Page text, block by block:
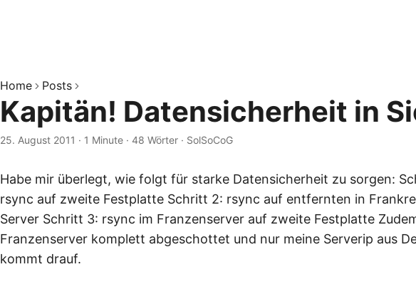
Home Posts
Kapitän! Datensicherheit in
25. August 2011 · 1 Minute · 48 Wörter · SolSoCoG
Habe mir überlegt, wie folgt für starke Datensicherheit zu sorgen:
rsync auf zweite Festplatte Schritt 2: rsync auf entfernten in
Server Schritt 3: rsync im Franzenserver auf zweite Festplatte
Franzenserver komplett abgeschottet und nur meine Serverip aus
kommt drauf.